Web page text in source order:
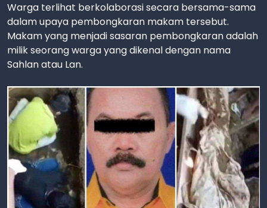
Warga terlihat berkolaborasi secara bersama-sama
dalam upaya pembongkaran makam tersebut.
Makam yang menjadi sasaran pembongkaran adalah
milik seorang warga yang dikenal dengan nama
Sahlan atau Lan.